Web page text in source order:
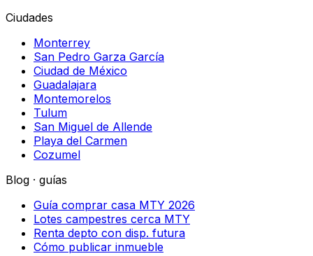
Ciudades
Monterrey
San Pedro Garza García
Ciudad de México
Guadalajara
Montemorelos
Tulum
San Miguel de Allende
Playa del Carmen
Cozumel
Blog · guías
Guía comprar casa MTY 2026
Lotes campestres cerca MTY
Renta depto con disp. futura
Cómo publicar inmueble